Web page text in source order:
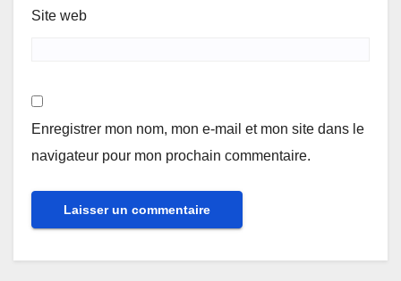
Site web
Enregistrer mon nom, mon e-mail et mon site dans le
navigateur pour mon prochain commentaire.